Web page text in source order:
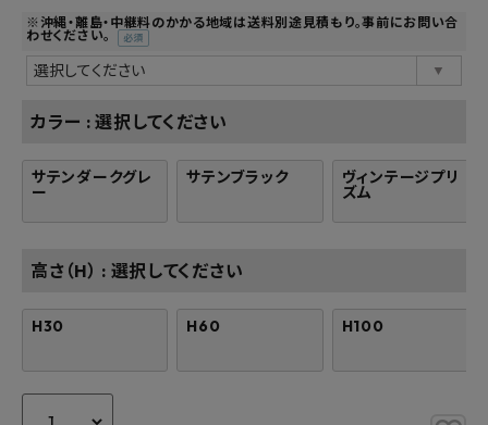
プライバシーポリシー
※沖縄・離島・中継料のかかる地域は送料別途見積もり。事前にお問い合
わせください。
(必
須)
カラー 選択してください
サテンダークグレ
ー
サテンブラック ヴィンテージプリ
ズム
高さ（H） 選択してください
H30 H60 H100